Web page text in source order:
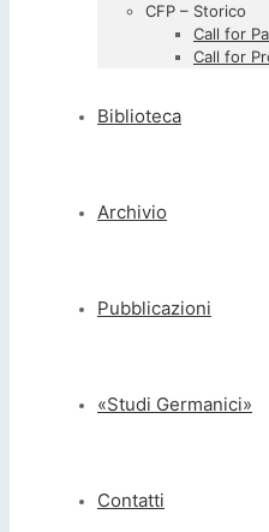
CFP – Storico
Call for
Call for
Biblioteca
Archivio
Pubblicazioni
«Studi Germanici»
Contatti